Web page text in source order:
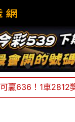
贏636！1車2812